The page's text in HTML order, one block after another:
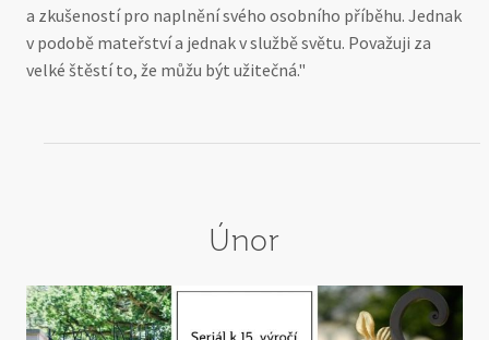
a zkušeností pro naplnění svého osobního příběhu. Jednak
v podobě mateřství a jednak v službě světu. Považuji za
velké štěstí to, že můžu být užitečná."
Únor